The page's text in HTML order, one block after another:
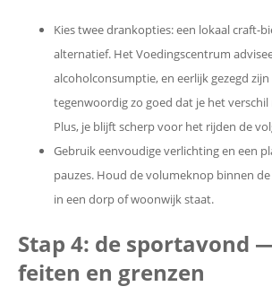
Kies twee drankopties: een lokaal craft-
alternatief. Het Voedingscentrum
alcoholconsumptie, en eerlijk gezegd
tegenwoordig zo goed dat je het
Plus, je blijft scherp voor het rijden de
Gebruik eenvoudige verlichting en een
pauzes. Houd de volumeknop binnen
in een dorp of woonwijk staat.
Stap 4: de sportavond
feiten en grenzen